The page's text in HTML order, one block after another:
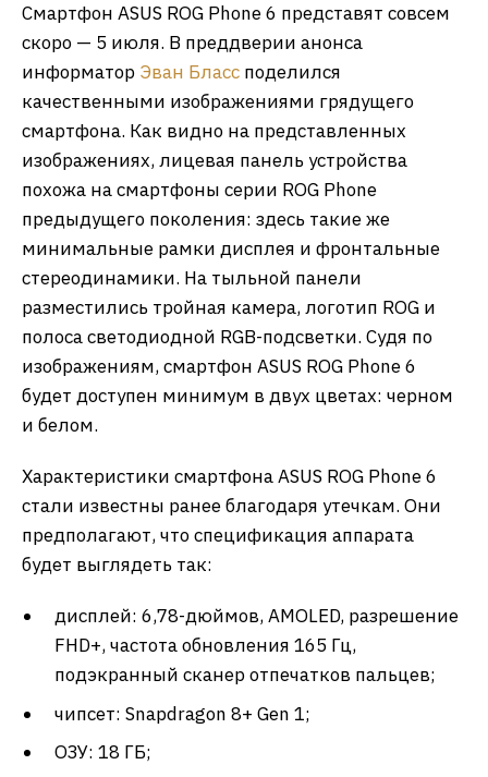
Смартфон ASUS ROG Phone 6 представят совсем
скоро — 5 июля. В преддверии анонса
информатор Эван Бласс поделился
качественными изображениями грядущего
смартфона. Как видно на представленных
изображениях, лицевая панель устройства
похожа на смартфоны серии ROG Phone
предыдущего поколения: здесь такие же
минимальные рамки дисплея и фронтальные
стереодинамики. На тыльной панели
разместились тройная камера, логотип ROG и
полоса светодиодной RGB-подсветки. Судя по
изображениям, смартфон ASUS ROG Phone 6
будет доступен минимум в двух цветах: черном
и белом.
Характеристики смартфона ASUS ROG Phone 6
стали известны ранее благодаря утечкам. Они
предполагают, что спецификация аппарата
будет выглядеть так:
дисплей: 6,78-дюймов, AMOLED, разрешение
FHD+, частота обновления 165 Гц,
подэкранный сканер отпечатков пальцев;
чипсет: Snapdragon 8+ Gen 1;
ОЗУ: 18 ГБ;